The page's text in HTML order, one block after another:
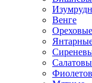
Венге
Ореховые